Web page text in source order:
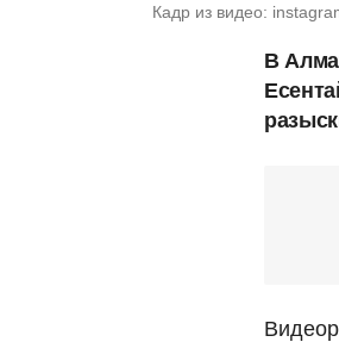
Кадр из видео:
В